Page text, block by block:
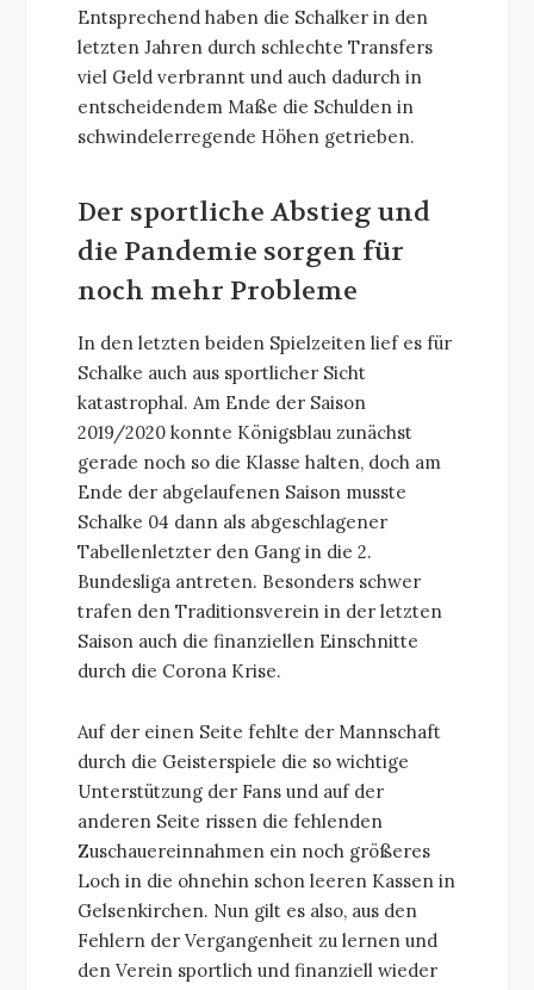
Entsprechend haben die Schalker in den
letzten Jahren durch schlechte Transfers
viel Geld verbrannt und auch dadurch in
entscheidendem Maße die Schulden in
schwindelerregende Höhen getrieben.
Der sportliche Abstieg und
die Pandemie sorgen für
noch mehr Probleme
In den letzten beiden Spielzeiten lief es für
Schalke auch aus sportlicher Sicht
katastrophal. Am Ende der Saison
2019/2020 konnte Königsblau zunächst
gerade noch so die Klasse halten, doch am
Ende der abgelaufenen Saison musste
Schalke 04 dann als abgeschlagener
Tabellenletzter den Gang in die 2.
Bundesliga antreten. Besonders schwer
trafen den Traditionsverein in der letzten
Saison auch die finanziellen Einschnitte
durch die Corona Krise.
Auf der einen Seite fehlte der Mannschaft
durch die Geisterspiele die so wichtige
Unterstützung der Fans und auf der
anderen Seite rissen die fehlenden
Zuschauereinnahmen ein noch größeres
Loch in die ohnehin schon leeren Kassen in
Gelsenkirchen. Nun gilt es also, aus den
Fehlern der Vergangenheit zu lernen und
den Verein sportlich und finanziell wieder